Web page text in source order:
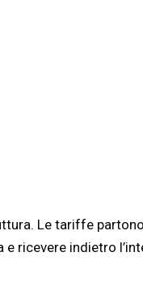
Le tariffe
ricevere indietro